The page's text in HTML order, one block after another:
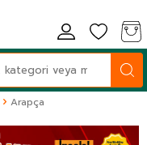
Arapça